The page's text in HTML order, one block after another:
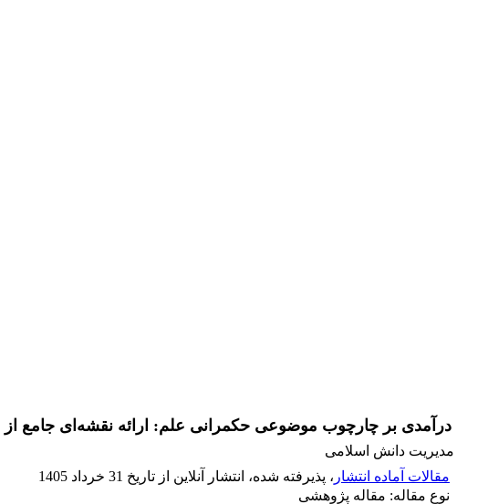
درآمدی بر چارچوب موضوعی حکمرانی علم: ارائه نقشه‌ای جامع
مدیریت دانش اسلامی
مقالات آماده انتشار ، پذیرفته شده، انتشار آنلاین از تاریخ 31 خرداد 1405
نوع مقاله: مقاله پژوهشی